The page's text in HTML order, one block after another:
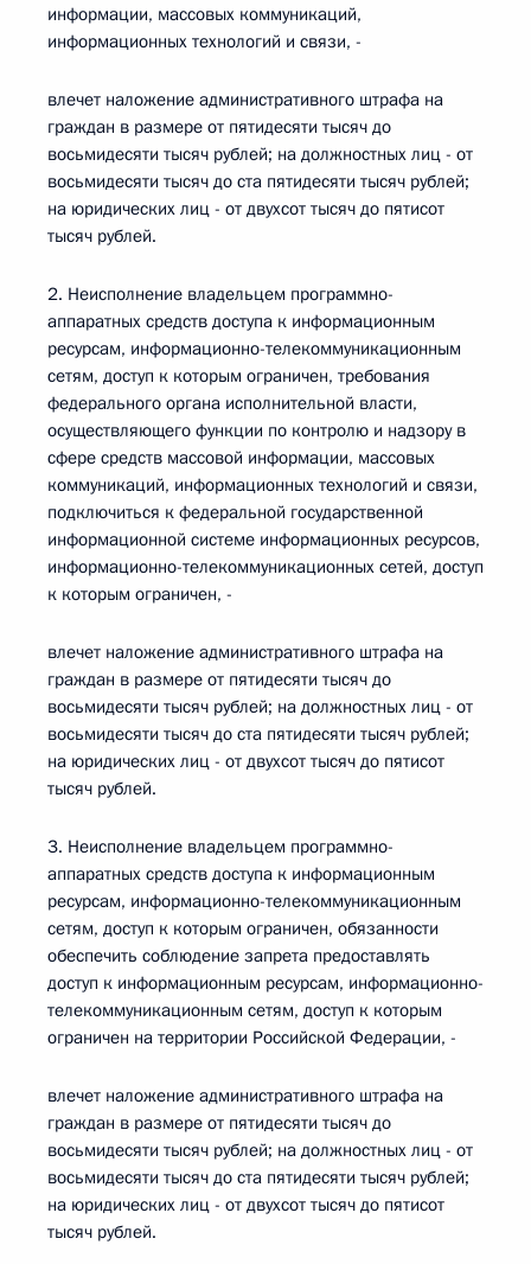
информации, массовых коммуникаций,
информационных технологий и связи, -
влечет наложение административного штрафа на
граждан в размере от пятидесяти тысяч до
восьмидесяти тысяч рублей; на должностных лиц - от
восьмидесяти тысяч до ста пятидесяти тысяч рублей;
на юридических лиц - от двухсот тысяч до пятисот
тысяч рублей.
2. Неисполнение владельцем программно-
аппаратных средств доступа к информационным
ресурсам, информационно-телекоммуникационным
сетям, доступ к которым ограничен, требования
федерального органа исполнительной власти,
осуществляющего функции по контролю и надзору в
сфере средств массовой информации, массовых
коммуникаций, информационных технологий и связи,
подключиться к федеральной государственной
информационной системе информационных ресурсов,
информационно-телекоммуникационных сетей, доступ
к которым ограничен, -
влечет наложение административного штрафа на
граждан в размере от пятидесяти тысяч до
восьмидесяти тысяч рублей; на должностных лиц - от
восьмидесяти тысяч до ста пятидесяти тысяч рублей;
на юридических лиц - от двухсот тысяч до пятисот
тысяч рублей.
3. Неисполнение владельцем программно-
аппаратных средств доступа к информационным
ресурсам, информационно-телекоммуникационным
сетям, доступ к которым ограничен, обязанности
обеспечить соблюдение запрета предоставлять
доступ к информационным ресурсам, информационно-
телекоммуникационным сетям, доступ к которым
ограничен на территории Российской Федерации, -
влечет наложение административного штрафа на
граждан в размере от пятидесяти тысяч до
восьмидесяти тысяч рублей; на должностных лиц - от
восьмидесяти тысяч до ста пятидесяти тысяч рублей;
на юридических лиц - от двухсот тысяч до пятисот
тысяч рублей.